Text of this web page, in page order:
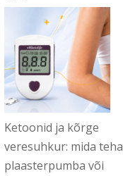
Ketoonid ja kõrge
veresuhkur: mida teha
plaasterpumba või